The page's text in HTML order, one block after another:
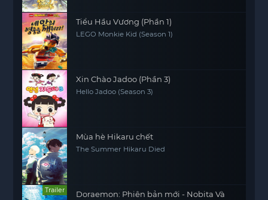
Tiểu Hầu Vương (Phần 1)
LEGO Monkie Kid (Season 1)
Xin Chào Jadoo (Phần 3)
Hello Jadoo (Season 3)
Mùa hè Hikaru chết
The Summer Hikaru Died
Trailer
Doraemon: Phiên bản mới - Nobita Và